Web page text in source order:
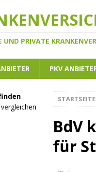
UND PRIVATE
PKV
STARTSEITE
BdV
für